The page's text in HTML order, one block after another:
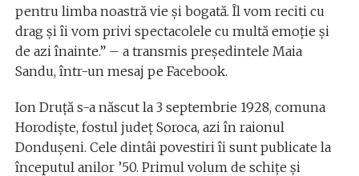
pentru limba noastră vie și bogată. Îl vom reciti cu
drag și îi vom privi spectacolele cu multă emoție și
de azi înainte.” – a transmis preşedintele Maia
Sandu, într-un mesaj pe Facebook.
Ion Druță s-a născut la 3 septembrie 1928, comuna
Horodişte, fostul judeţ Soroca, azi în raionul
Donduşeni. Cele dintâi povestiri îi sunt publicate la
începutul anilor ’50. Primul volum de schiţe şi